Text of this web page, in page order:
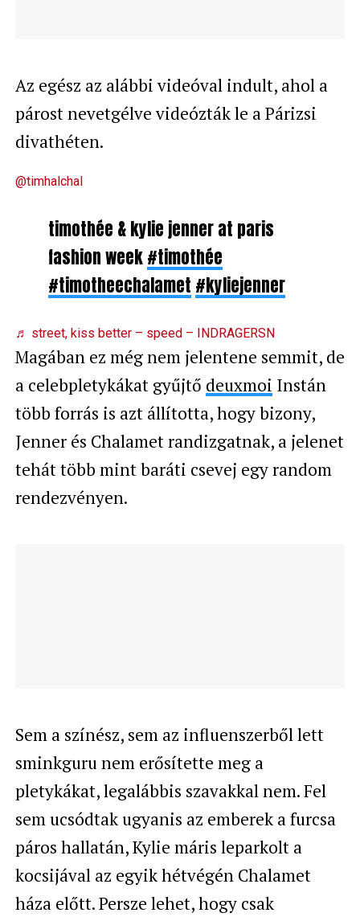
Az egész az alábbi videóval indult, ahol a
párost nevetgélve videózták le a Párizsi
divathéten.
@timhalchal
timothée & kylie jenner at paris
fashion week#timothée
#timotheechalamet #kyliejenner
♬ street, kiss better – speed – INDRAGERSN
Magában ez még nem jelentene semmit, de
a celebpletykákat gyűjtő deuxmoi Instán
több forrás is azt állította, hogy bizony,
Jenner és Chalamet randizgatnak, a jelenet
tehát több mint baráti csevej egy random
rendezvényen.
Sem a színész, sem az influenszerből lett
sminkguru nem erősítette meg a
pletykákat, legalábbis szavakkal nem. Fel
sem ucsódtak ugyanis az emberek a furcsa
páros hallatán, Kylie máris leparkolt a
kocsijával az egyik hétvégén Chalamet
háza előtt. Persze lehet, hogy csak